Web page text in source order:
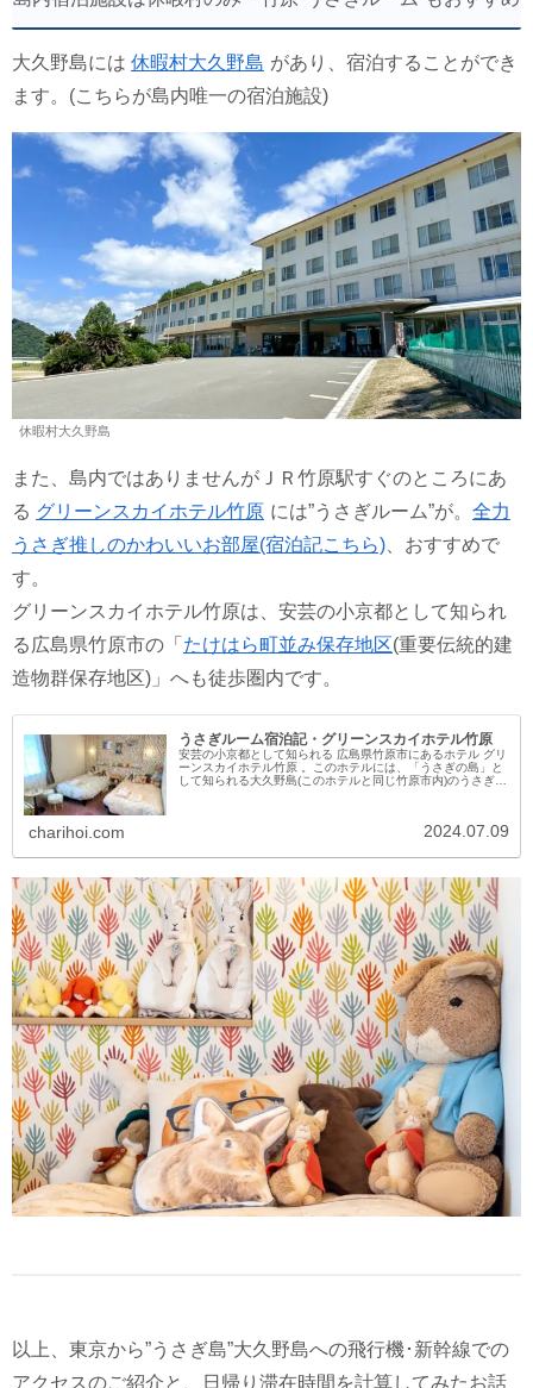
大久野島には 休暇村大久野島 があり、宿泊することができ
ます。(こちらが島内唯一の宿泊施設)
休暇村大久野島
また、島内ではありませんがＪＲ竹原駅すぐのところにあ
る グリーンスカイホテル竹原 には”うさぎルーム”が。 全力
うさぎ推しのかわいいお部屋(宿泊記こちら) 、おすすめで
す。
グリーンスカイホテル竹原は、安芸の小京都として知られ
る広島県竹原市の「 たけはら町並み保存地区(重要伝統的建
造物群保存地区)」へも徒歩圏内です。
うさぎルーム宿泊記・グリーンスカイホテル竹原
安芸の小京都として知られる 広島県竹原市にあるホテル グリ
ーンスカイホテル竹原 。このホテルには、「うさぎの島」と
して知られる大久野島(このホテルと同じ竹原市内)のうさぎた
charihoi.com 2024.07.09
以上、東京から”うさぎ島”大久野島への飛行機･新幹線での
アクセスのご紹介と、日帰り滞在時間を計算してみたお話